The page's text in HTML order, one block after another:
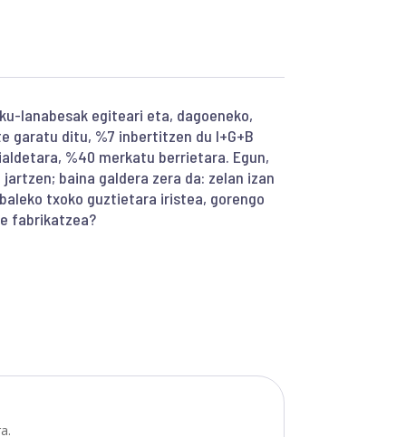
lanabesak egiteari eta, dagoeneko,
garatu ditu, %7 inbertitzen du I+G+B
%40 merkatu berrietara. Egun,
baina galdera zera da: zelan izan
txoko guztietara iristea, gorengo
fabrikatzea?